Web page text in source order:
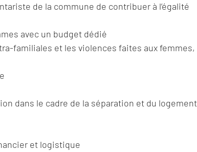
de la commune de contribuer à l’égalité
avec un budget dédié
familiales et les violences faites aux femmes,
dans le cadre de la séparation et du logement
et logistique